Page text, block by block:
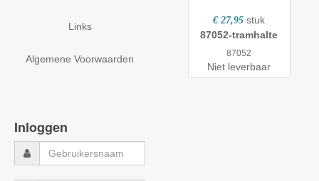
Links
Algemene Voorwaarden
€ 27,95 stuk
87052-tramhalte
87052
Niet leverbaar
Inloggen